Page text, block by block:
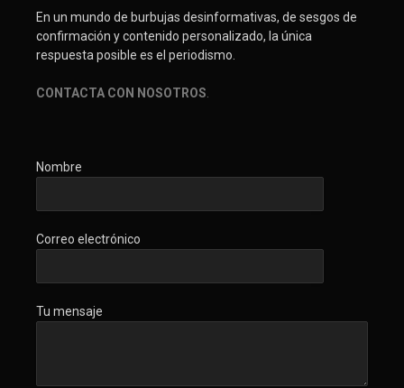
En un mundo de burbujas desinformativas, de sesgos de
confirmación y contenido personalizado, la única
respuesta posible es el periodismo.
CONTACTA CON NOSOTROS
Nombre
Correo electrónico
Tu mensaje